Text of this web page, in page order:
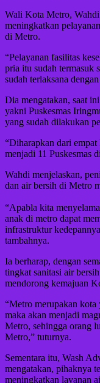
Wali Kota Metro,
meningkatkan
di Metro.
“Pelayanan fasilitas
pria itu sudah termasuk
sudah terlaksana
Dia mengatakan, saat
yakni Puskesmas
yang sudah dilakukan
“Diharapkan dari empat
menjadi 11 Puskesmas
Wahdi menjelaskan,
dan air bersih di Metro
“Apabla kita
anak di metro dapat
infrastruktur
tambahnya.
Ia berharap, dengan
tingkat sanitasi air
mendorong kemajuan
“Metro merupakan
maka akan menjadi
Metro, sehingga orang
Metro,” tuturnya.
Sementara itu, Wash
mengatakan, pihaknya
meningkatkan layanan